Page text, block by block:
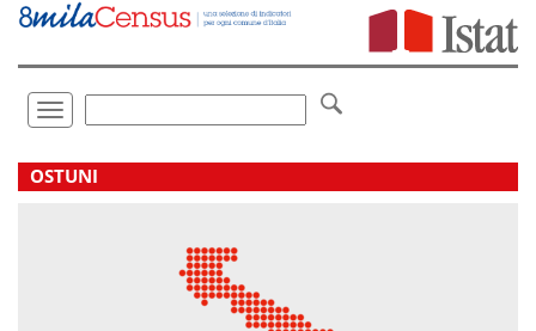
Vai
direttamente
Toggle
navigation
.
OSTUNI